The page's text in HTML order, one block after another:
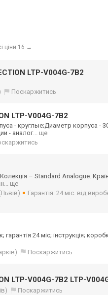
ціни 16 →
LTP-V004G-7B2
Поскаржитись
LTP-V004G-7B2
- круглые;Диаметр корпуса -
- аналог... ще
– Standard Analogue.
... ще
Гарантія: 24 міс. від
24 міс; інструкція;
Поскаржитись
LTP-V004G-7B2 LTP-
Поскаржитись